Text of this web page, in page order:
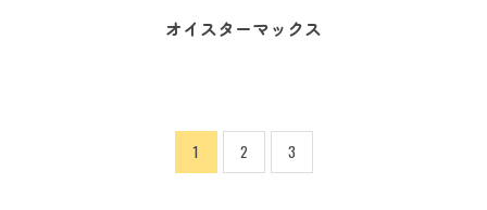
オイスターマックス
1 2 3